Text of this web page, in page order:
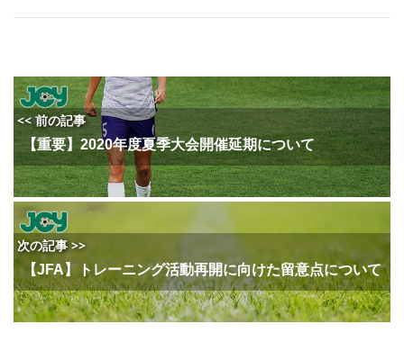
<< 前の記事
【重要】2020年度夏季大会開催延期について
次の記事 >>
【JFA】トレーニング活動再開に向けた留意点について